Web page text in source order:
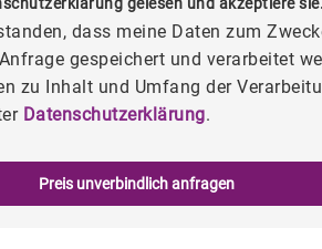
dass meine Daten zum
gespeichert und verarbeitet
zu Inhalt und Umfang der
Datenschutzerklärung.
Preis unverbindlich anfragen